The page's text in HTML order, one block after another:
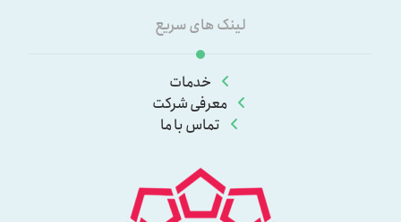
لینک های سریع
خدمات
معرفی شرکت
تماس با ما